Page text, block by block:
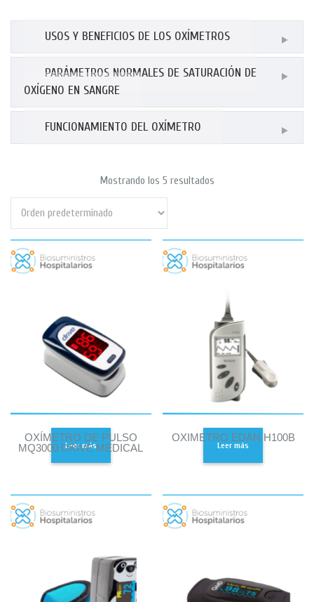
USOS Y BENEFICIOS DE LOS OXÍMETROS
PARÁMETROS NORMALES DE SATURACIÓN DE
OXÍGENO EN SANGRE
FUNCIONAMIENTO DEL OXÍMETRO
Mostrando los 5 resultados
OXÍMETRO DE PULSO
MQ3000 DRIVE MEDICAL
Leer más
OXIMETRO EDAN H100B
Leer más